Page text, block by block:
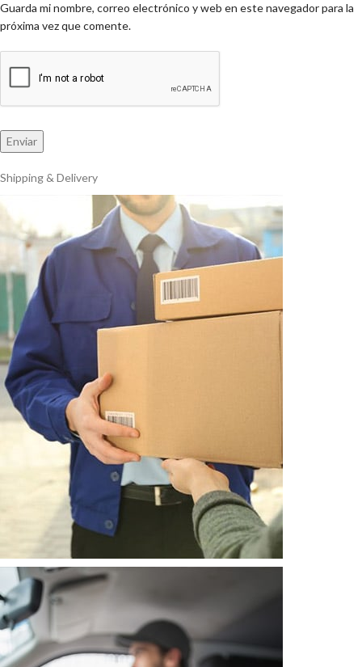
Guarda mi nombre, correo electrónico y web en este navegador para la
próxima vez que comente.
Shipping & Delivery